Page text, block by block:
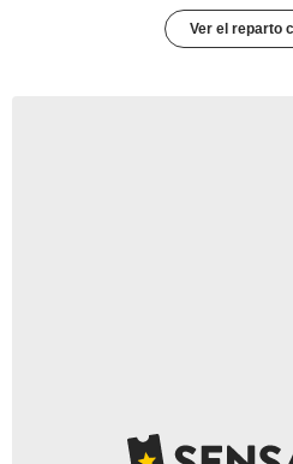
Ver el reparto